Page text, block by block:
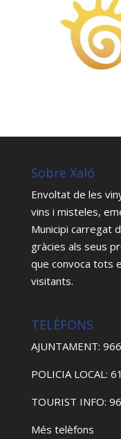
Sobre Xaló
Envoltat de les
vins i misteles,
Municipi carregat
gràcies als seus
que convoca tots
visitants.
TELÈFONS
AJUNTAMENT:
POLICIA LOCAL:
TOURIST INFO:
Més telèfons